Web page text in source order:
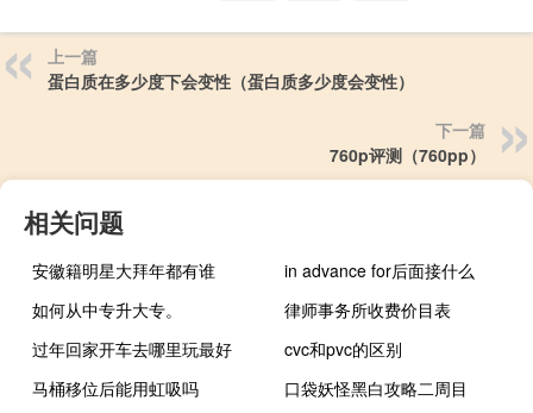
上一篇
蛋白质在多少度下会变性（蛋白质多少度会变性）
下一篇
760p评测（760pp）
相关问题
安徽籍明星大拜年都有谁
in advance for后面接什么
如何从中专升大专。
律师事务所收费价目表
过年回家开车去哪里玩最好
cvc和pvc的区别
马桶移位后能用虹吸吗
口袋妖怪黑白攻略二周目